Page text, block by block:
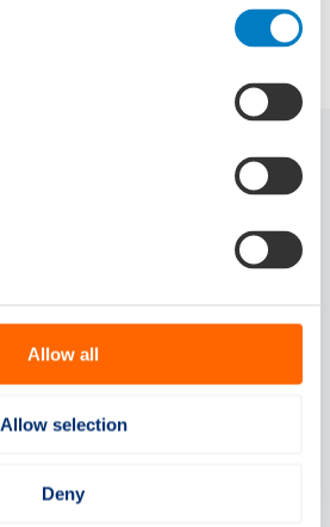
Allow all
Allow selection
Deny